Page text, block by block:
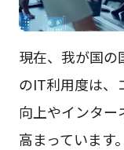
現在、我が国の
のIT利用度は、
向上やインター
高まっています